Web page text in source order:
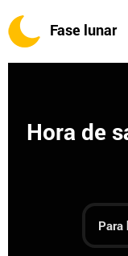
Fase lunar
Hora de
Para